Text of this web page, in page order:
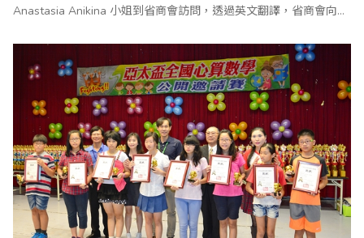
Anastasia Anikina 小姐到省商會訪問，透過英文翻譯，省商會向她